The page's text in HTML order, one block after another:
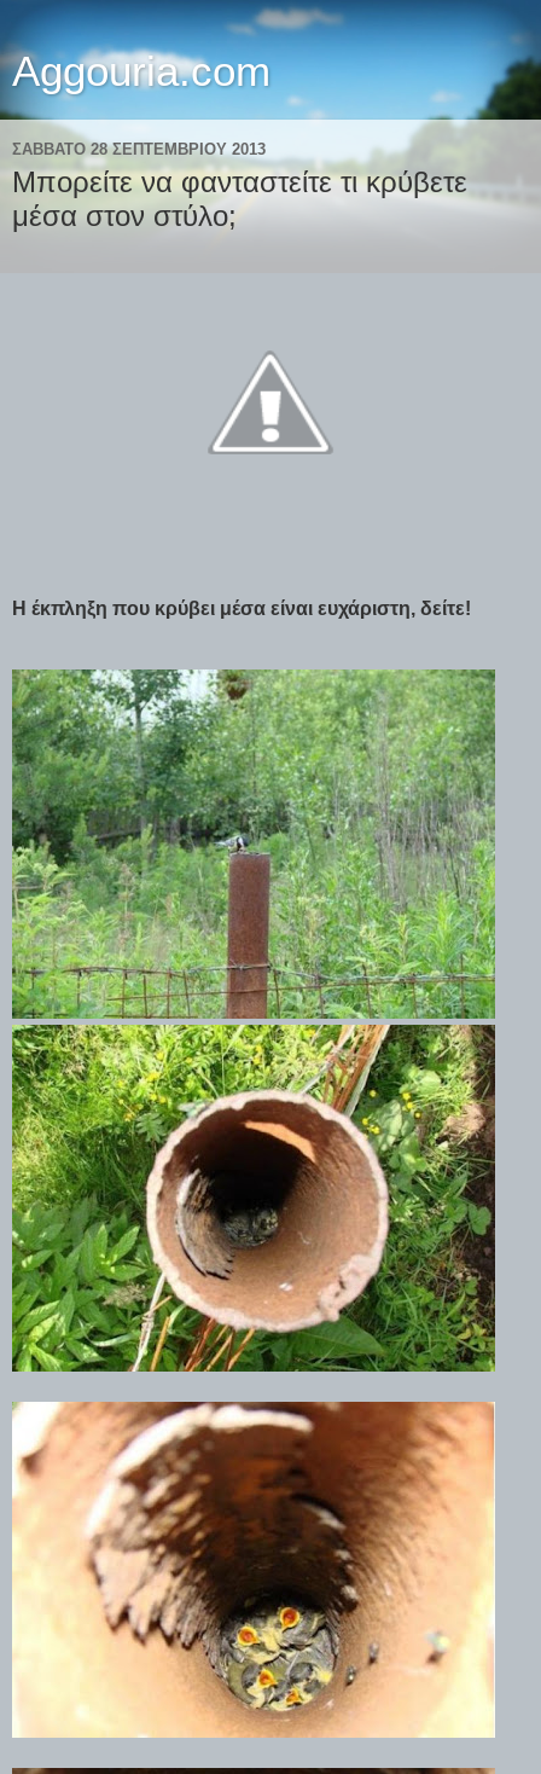
Aggouria.com
ΣΆΒΒΑΤΟ 28 ΣΕΠΤΕΜΒΡΊΟΥ 2013
Μπορείτε να φανταστείτε τι κρύβετε
μέσα στον στύλο;
Η έκπληξη που κρύβει μέσα είναι ευχάριστη, δείτε!